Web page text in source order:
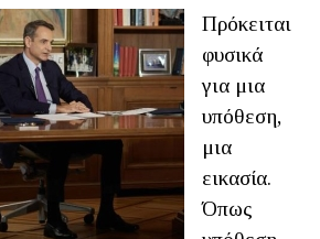
Πρόκειται
φυσικά
για μια
υπόθεση,
μια
εικασία.
Όπως